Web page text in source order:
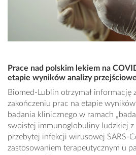
Prace nad polskim lekiem na
etapie wyników analizy
Biomed-Lublin otrzymał informację
zakończeniu prac na etapie
badania klinicznego w ramach
swoistej immunoglobuliny ludzkiej z
przebytej infekcji wirusowej SARS-
zastosowaniem terapeutycznym u